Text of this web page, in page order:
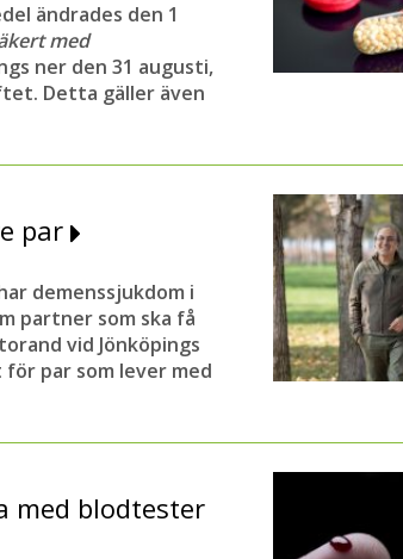
ändrades den 1
med
ner den 31 augusti,
Detta gäller även
par
demenssjukdom i
partner som ska få
vid Jönköpings
par som lever med
med blodtester